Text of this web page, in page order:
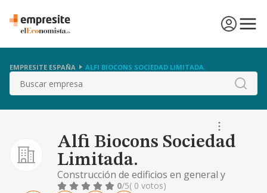
EMPRESITE ESPAÑA ALFI BIOCONS SOCIEDAD LIMITADA.
Buscar
Alfi Biocons Sociedad
Limitada.
Construcción de edificios en general y
bioconstrucción.
0/5( 0 votos)